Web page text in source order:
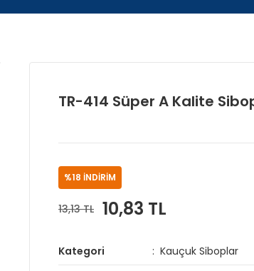
TR-414 Süper A Kalite
%18 İNDİRİM
13,13 TL 10,83 TL
Kategori
Kauçuk Siboplar